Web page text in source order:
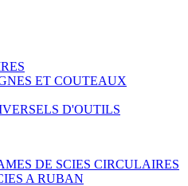
ET COUTEAUX
D'OUTILS
DE SCIES CIRCULAIRES
A RUBAN